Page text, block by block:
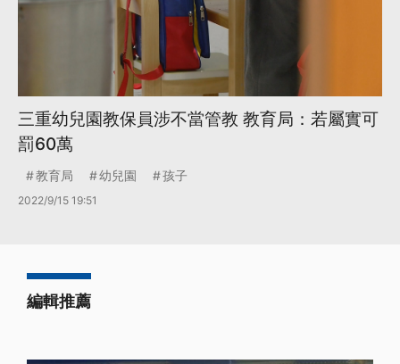
三重幼兒園教保員涉不當管教 教育局：若屬實可
罰60萬
教育局 幼兒園 孩子
2022/9/15 19:51
編輯推薦